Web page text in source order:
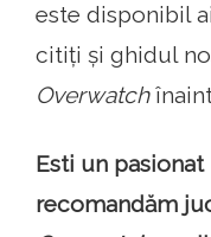
este disponibil
citiți și ghidul
Overwatch
Esti un pasionat
recomandăm